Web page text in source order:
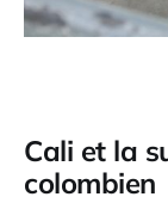
Cali et la
colombien